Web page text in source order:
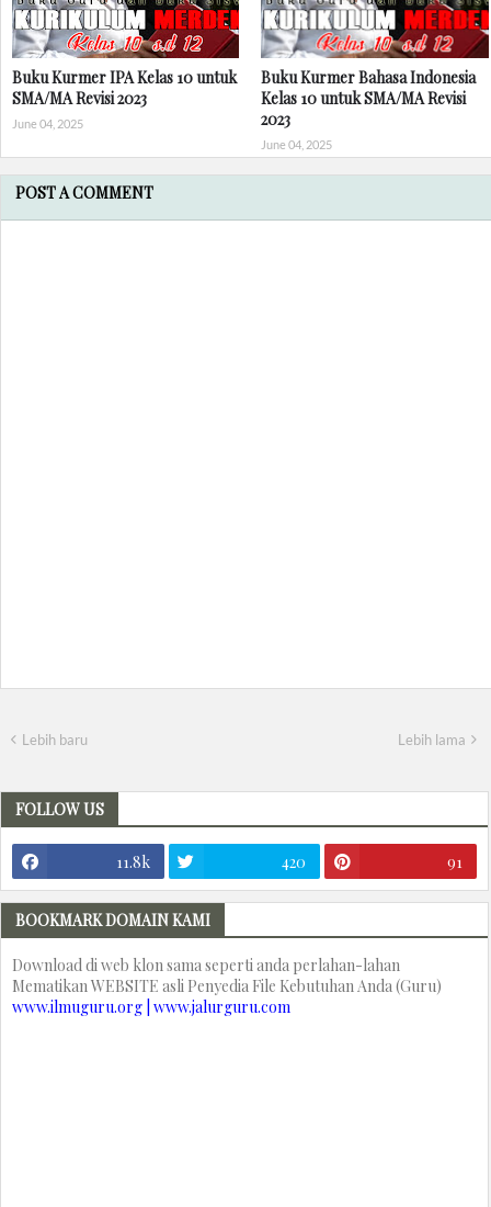
Buku Kurmer IPA Kelas 10 untuk
SMA/MA Revisi 2023
June 04, 2025
Buku Kurmer Bahasa Indonesia
Kelas 10 untuk SMA/MA Revisi
2023
June 04, 2025
POST A COMMENT
Lebih baru Lebih lama
FOLLOW US
11.8k 420 91
BOOKMARK DOMAIN KAMI
Download di web klon sama seperti anda perlahan-lahan
Mematikan WEBSITE asli Penyedia File Kebutuhan Anda (Guru)
www.ilmuguru.org | www.jalurguru.com